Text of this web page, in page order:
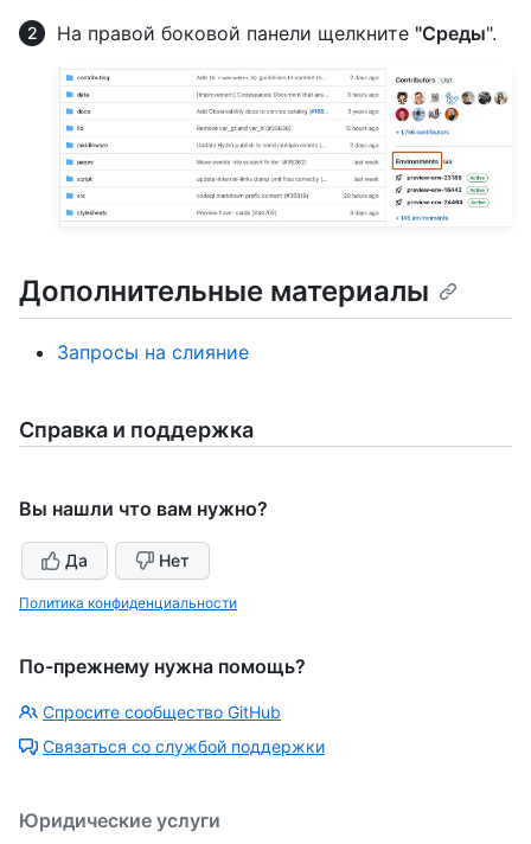
На правой боковой панели щелкните "Среды".
Дополнительные материалы
Запросы на слияние
Справка и поддержка
Вы нашли что вам нужно?
Да Нет
Политика конфиденциальности
По-прежнему нужна помощь?
Спросите сообщество GitHub
Связаться со службой поддержки
Юридические услуги